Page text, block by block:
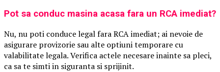
Pot sa conduc masina acasa fara un RCA imediat?
Nu, nu poti conduce legal fara RCA imediat; ai nevoie de
asigurare provizorie sau alte optiuni temporare cu
valabilitate legala. Verifica actele necesare inainte sa pleci,
ca sa te simti in siguranta si sprijinit.